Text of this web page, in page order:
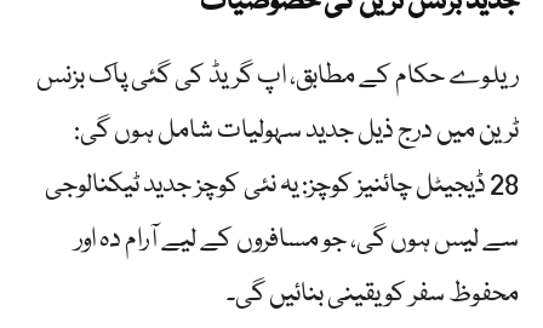
ریلوے حکام کے مطابق، اپ گریڈ کی گئی پاک بزنس
ٹرین میں درج ذیل جدید سہولیات شامل ہوں گی:
28 ڈیجیٹل چائنیز کوچز: یہ نئی کوچز جدید ٹیکنالوجی
سے لیس ہوں گی، جو مسافروں کے لیے آرام دہ اور
محفوظ سفر کو یقینی بنائیں گی۔